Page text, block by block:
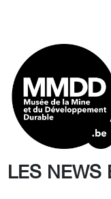
LES NEWS